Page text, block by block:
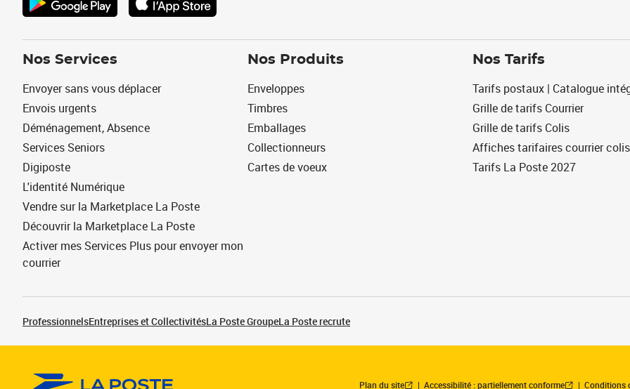
Nos Services
Envoyer sans vous déplacer
Envois urgents
Déménagement, Absence
Services Seniors
Digiposte
L'identité Numérique
Vendre sur la Marketplace La Poste
Découvrir la Marketplace La Poste
Activer mes Services Plus pour envoyer mon
courrier
Nos Produits
Enveloppes
Timbres
Emballages
Collectionneurs
Cartes de voeux
Nos Tarifs
Tarifs postaux | Catalogue
Grille de tarifs Courrier
Grille de tarifs Colis
Affiches tarifaires courrier colis
Tarifs La Poste 2027
ProfessionnelsEntreprises et CollectivitésLa Poste GroupeLa Poste recrute
Plan du site Accessibilité : partiellement conforme Conditions